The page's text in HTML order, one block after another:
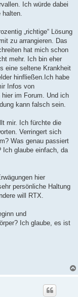
Ich würde dabei
halten.
„richtige“ Lösung
zu arrangieren. Das
hat mich schon
mehr. Ich bin eher
eine seltene Krankheit
hinfließen.Ich habe
Infos von
im Forum. Und ich
kann falsch sein.
mir. Ich fürchte die
Verringert sich
Was genau passiert
Ich glaube einfach, da
hier
persönliche Haltung
will RTX.
und
Ich glaube, es ist